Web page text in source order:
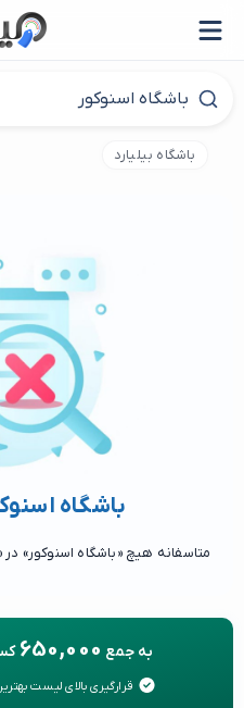
باشگاه بیلیارد
باشگاه
متاسفانه هیچ «باشگاه اسنوکور»
به جمع 650,000
قرارگیری بالای لیست